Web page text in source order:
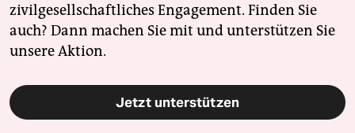
zivilgesellschaftliches Engagement. Finden Sie
auch? Dann machen Sie mit und unterstützen Sie
unsere Aktion.
Jetzt unterstützen